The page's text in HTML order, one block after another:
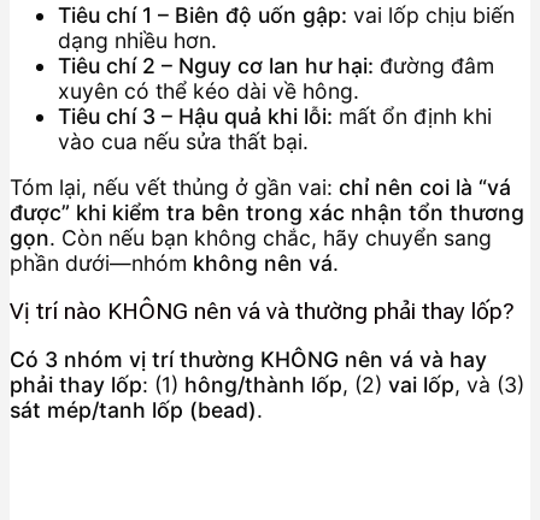
Tiêu chí 1 – Biên độ uốn gập: vai lốp chịu biến
dạng nhiều hơn.
Tiêu chí 2 – Nguy cơ lan hư hại: đường đâm
xuyên có thể kéo dài về hông.
Tiêu chí 3 – Hậu quả khi lỗi: mất ổn định khi
vào cua nếu sửa thất bại.
Tóm lại, nếu vết thủng ở gần vai: chỉ nên coi là “vá
được” khi kiểm tra bên trong xác nhận tổn thương
gọn. Còn nếu bạn không chắc, hãy chuyển sang
phần dưới—nhóm không nên vá.
Vị trí nào KHÔNG nên vá và thường phải thay lốp?
Có 3 nhóm vị trí thường KHÔNG nên vá và hay
phải thay lốp: (1) hông/thành lốp, (2) vai lốp, và (3)
sát mép/tanh lốp (bead).